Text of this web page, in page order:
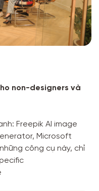
non-designers và
Freepik AI image
Microsoft
công cụ này, chỉ